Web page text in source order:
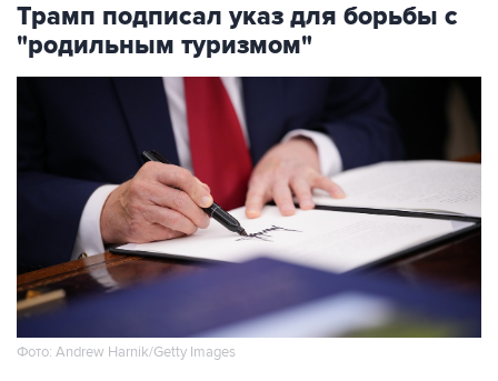
Трамп подписал указ для борьбы с
"родильным туризмом"
Фото: Andrew Harnik/Getty Images